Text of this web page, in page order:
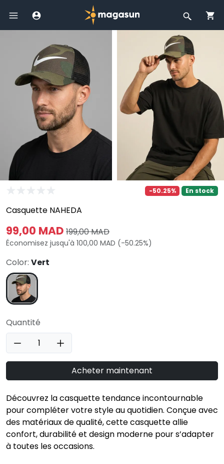
-50.25% En stock
Casquette NAHEDA
99,00 MAD 199,00 MAD
Économisez jusqu'à 100,00 MAD (-50.25%)
Color: Vert
Quantité
Acheter maintenant
Découvrez la casquette tendance incontournable
pour compléter votre style au quotidien. Conçue avec
des matériaux de qualité, cette casquette allie
confort, durabilité et design moderne pour s’adapter
à toutes les occasions.